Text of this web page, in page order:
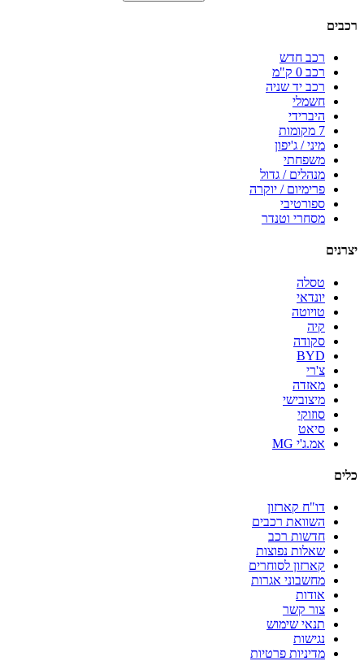
רכבים
רכב חדש
רכב 0 ק"מ
רכב יד שניה
חשמלי
היברידי
7 מקומות
מיני / ג'יפון
משפחתי
מנהלים / גדול
פרימיום / יוקרה
ספורטיבי
מסחרי וטנדר
יצרנים
טסלה
יונדאי
טויוטה
קיה
סקודה
BYD
צ'רי
מאזדה
מיצובישי
סוזוקי
סיאט
אמ.ג'י MG
כלים
דו"ח קארזון
השוואת רכבים
חדשות רכב
שאלות נפוצות
קארזון לסוחרים
מחשבוני אגרות
אודות
צור קשר
תנאי שימוש
נגישות
מדיניות פרטיות